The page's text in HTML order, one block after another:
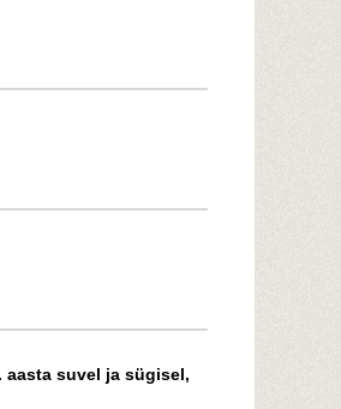
aasta suvel ja sügisel,